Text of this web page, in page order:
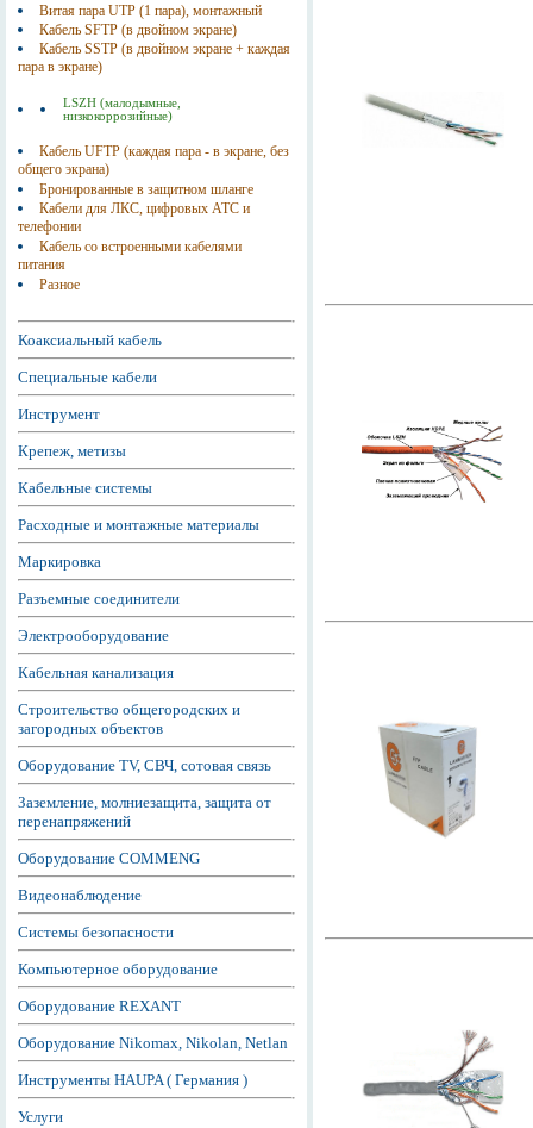
Витая пара UTP (1 пара), монтажный
Кабель SFTP (в двойном экране)
Кабель SSTP (в двойном экране + каждая
пара в экране)
LSZH (малодымные,
низкокоррозийные)
Кабель UFTP (каждая пара - в экране, без
общего экрана)
Бронированные в защитном шланге
Кабели для ЛКС, цифровых АТС и
телефонии
Кабель со встроенными кабелями
питания
Разное
Коаксиальный кабель
Специальные кабели
Инструмент
Крепеж, метизы
Кабельные системы
Расходные и монтажные материалы
Маркировка
Разъемные соединители
Электрооборудование
Кабельная канализация
Строительство общегородских и
загородных объектов
Оборудование TV, СВЧ, сотовая связь
Заземление, молниезащита, защита от
перенапряжений
Оборудование COMMENG
Видеонаблюдение
Системы безопасности
Компьютерное оборудование
Оборудование REXANT
Оборудование Nikomax, Nikolan, Netlan
Инструменты HAUPA ( Германия )
Услуги